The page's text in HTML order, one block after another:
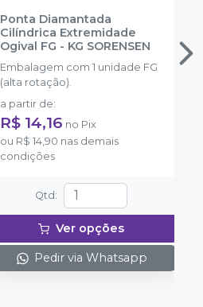
Ponta Diamantada
Cilíndrica Extremidade
Ogival FG - KG SORENSEN
Embalagem com 1 unidade FG
(alta rotação).
a partir de:
R$ 14,16 no Pix
ou R$ 14,90 nas demais
condições
Qtd :
Ver opções
Pedir via Whatsapp